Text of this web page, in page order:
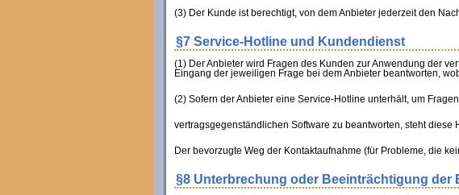
(3) Der Kunde ist berechtigt, von dem Anbieter jederzeit den
§7 Service-Hotline und Kundendienst
(1) Der Anbieter wird Fragen des Kunden zur Anwendung der
Eingang der jeweiligen Frage bei dem Anbieter beantworten,
(2) Sofern der Anbieter eine Service-Hotline unterhält, um
vertragsgegenständlichen Software zu beantworten, steht diese
Der bevorzugte Weg der Kontaktaufnahme (für Probleme, die
§8 Unterbrechung oder Beeinträchtigung der